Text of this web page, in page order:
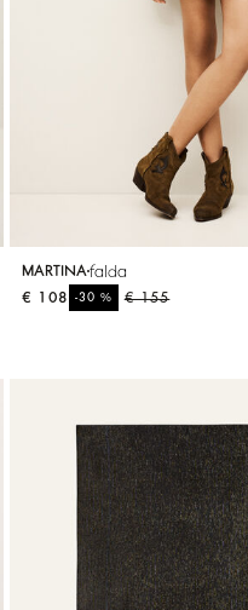
MARTINA falda
€ 155
-30 %
€ 108